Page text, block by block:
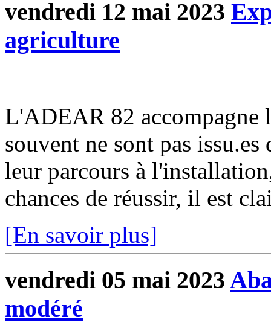
vendredi 12 mai 2023
agriculture
L'ADEAR 82 accompagne
souvent ne sont pas
leur parcours à
chances de réussir, il est
[En savoir plus]
vendredi 05 mai 2023
modéré